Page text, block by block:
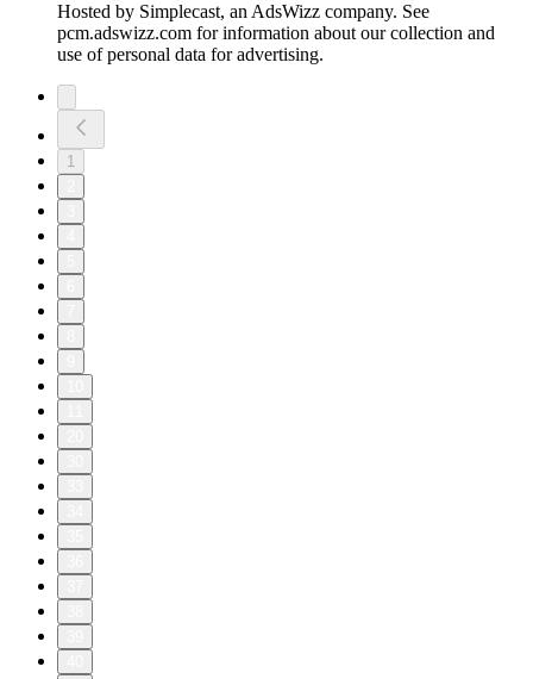
Hosted by Simplecast, an AdsWizz company. See
pcm.adswizz.com for information about our collection and
use of personal data for advertising.
1